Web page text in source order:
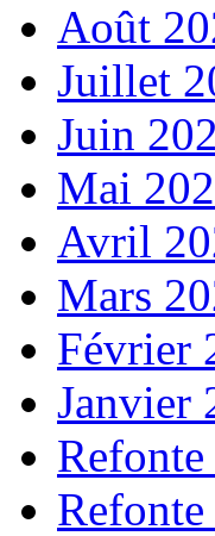
Août
Juillet
Juin
Mai
Avril
Mars
Février
Janvier